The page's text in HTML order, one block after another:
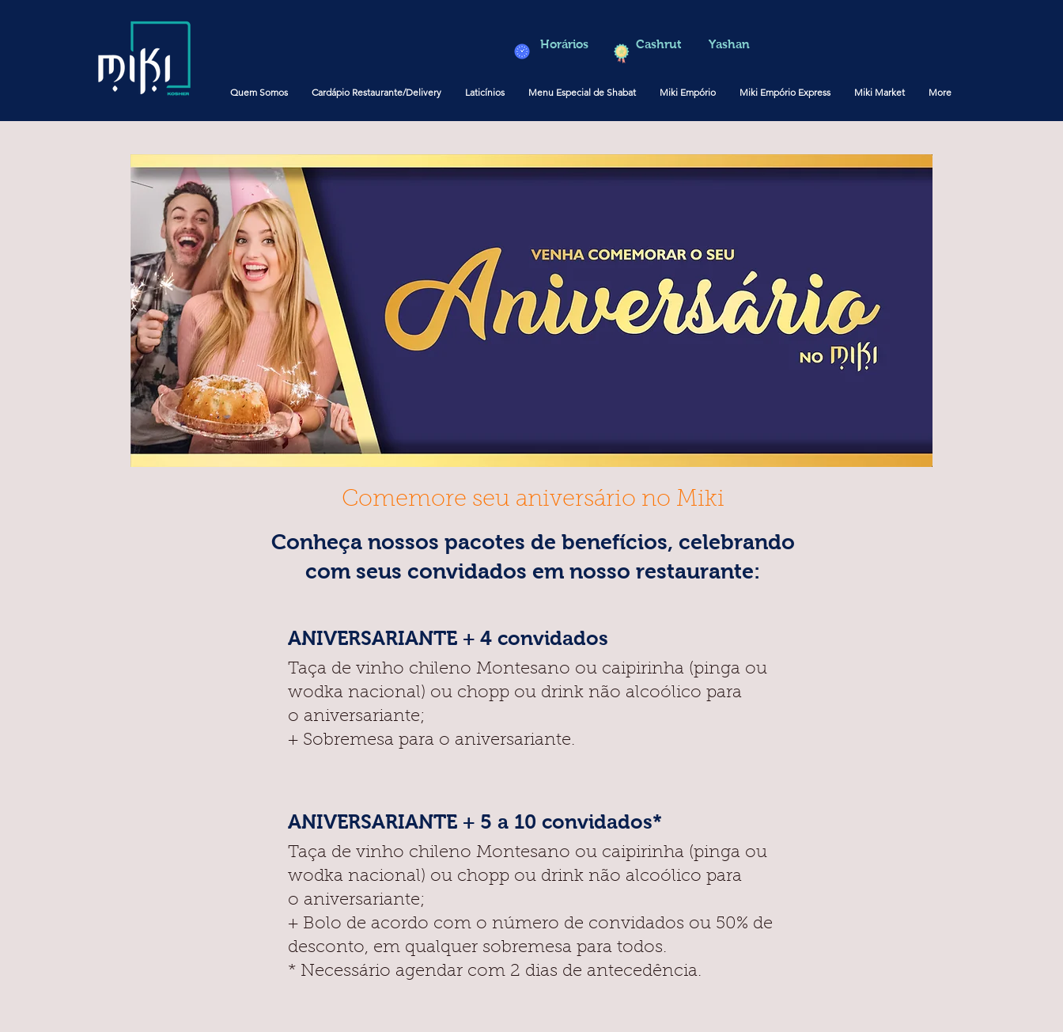
Horários Cashrut Yashan
Quem Somos Cardápio Restaurante/Delivery Laticínios Menu Especial de Shabat Miki Empório Miki Empório Express Miki Market More
Conheça nossos pacotes de benefícios, celebrando
com seus convidados em nosso restaurante:
ANIVERSARIANTE + 4 convidados
Taça de vinho chileno Montesano ou caipirinha (pinga ou
wodka nacional) ou chopp ou drink não alcoólico para
o aniversariante;
+ Sobremesa para o aniversariante.
ANIVERSARIANTE + 5 a 10 convidados*
Taça de vinho chileno Montesano ou caipirinha (pinga ou
wodka nacional) ou chopp ou drink não alcoólico para
o aniversariante;
+ Bolo de acordo com o número de convidados ou 50% de
desconto, em qualquer sobremesa para todos.
* Necessário agendar com 2 dias de antecedência.
Comemore seu aniversário no Miki